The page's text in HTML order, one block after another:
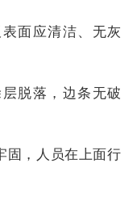
面应清洁、无灰
脱落，边条无破
固，人员在上面行